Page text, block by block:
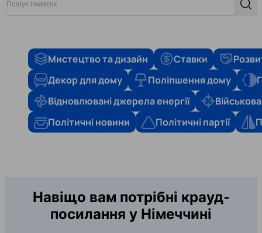
Мистецтво та дизайн Ставки
Декор для дому
Поліпшення дому
Відновлювані джерела енергії
Політичні новини
Політичні партії
Навіщо вам потрібні крауд-
посилання у Німеччині